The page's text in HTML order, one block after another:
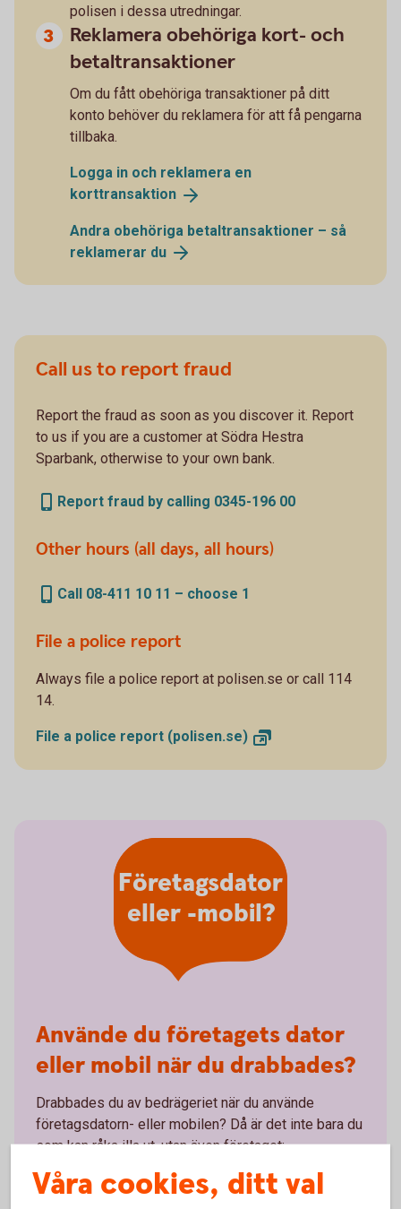
polisen i dessa utredningar.
Reklamera obehöriga kort- och
betaltransaktioner
Om du fått obehöriga transaktioner på ditt
konto behöver du reklamera för att få pengarna
tillbaka.
Logga in och reklamera en
korttransaktion
Andra obehöriga betaltransaktioner – så
reklamerar du
Call us to report fraud
Report the fraud as soon as you discover it. Report
to us if you are a customer at Södra Hestra
Sparbank, otherwise to your own bank.
Report fraud by calling 0345-196 00
Other hours (all days, all hours)
Call 08-411 10 11 – choose 1
File a police report
Always file a police report at polisen.se or call 114
14.
File a police report (polisen.se)
Företagsdator
eller -mobil?
Använde du företagets dator
eller mobil när du drabbades?
Drabbades du av bedrägeriet när du använde
företagsdatorn- eller mobilen? Då är det inte bara du
som kan råka illa ut, utan även företaget:
Företaget kan drabbas ekonomiskt.
Datorn eller telefonen kan bli förstörd eller låst.
Våra cookies, ditt val